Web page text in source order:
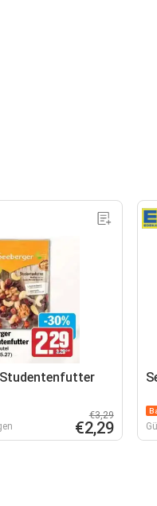
Studentenfutter
€3,29
€2,29